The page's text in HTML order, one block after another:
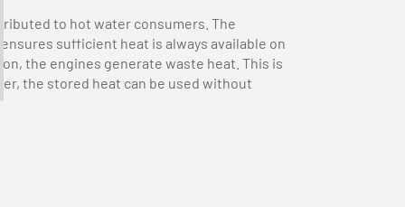
to hot water consumers. The
sufficient heat is always available on
the engines generate waste heat. This is
the stored heat can be used without